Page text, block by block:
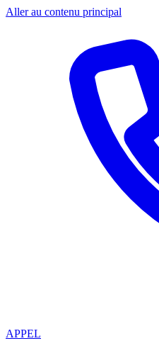
Aller au contenu principal
APPEL